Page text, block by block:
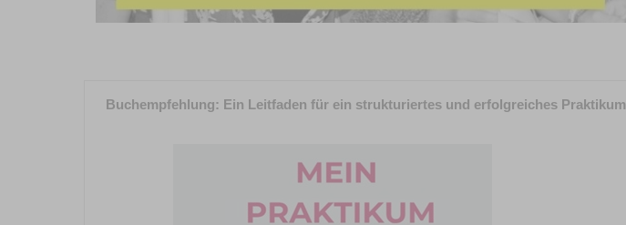
Buchempfehlung: Ein Leitfaden für ein strukturiertes und erfolgreiches Praktikum